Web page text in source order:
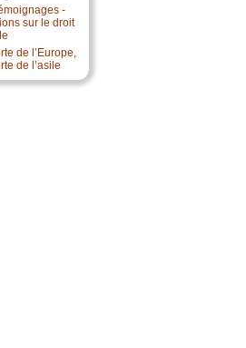
-
sur le droit
de l’Europe,
de l’asile